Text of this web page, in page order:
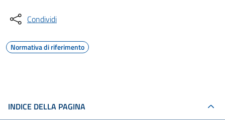
Condividi
Normativa di riferimento
INDICE DELLA PAGINA